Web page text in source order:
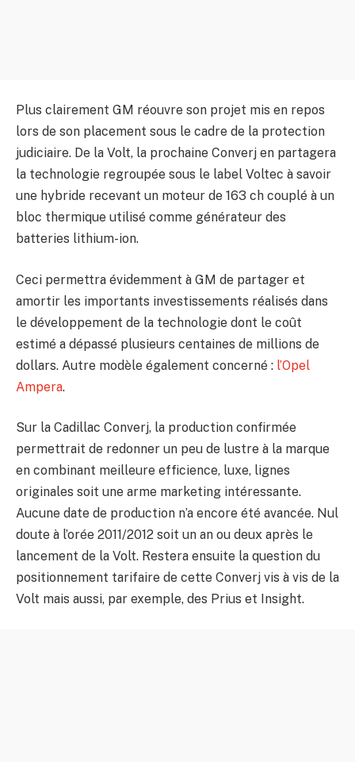
Plus clairement GM réouvre son projet mis en repos
lors de son placement sous le cadre de la protection
judiciaire. De la Volt, la prochaine Converj en partagera
la technologie regroupée sous le label Voltec à savoir
une hybride recevant un moteur de 163 ch couplé à un
bloc thermique utilisé comme générateur des
batteries lithium-ion.
Ceci permettra évidemment à GM de partager et
amortir les importants investissements réalisés dans
le développement de la technologie dont le coût
estimé a dépassé plusieurs centaines de millions de
dollars. Autre modèle également concerné : l’Opel
Ampera.
Sur la Cadillac Converj, la production confirmée
permettrait de redonner un peu de lustre à la marque
en combinant meilleure efficience, luxe, lignes
originales soit une arme marketing intéressante.
Aucune date de production n’a encore été avancée. Nul
doute à l’orée 2011/2012 soit un an ou deux après le
lancement de la Volt. Restera ensuite la question du
positionnement tarifaire de cette Converj vis à vis de la
Volt mais aussi, par exemple, des Prius et Insight.